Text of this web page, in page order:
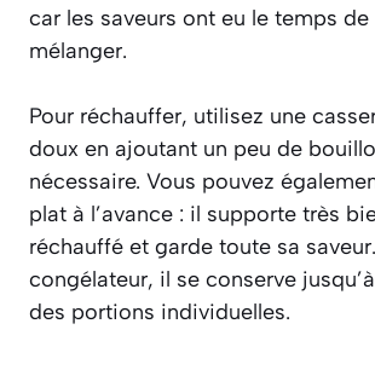
car les saveurs ont eu le temps
mélanger.
Pour réchauffer, utilisez une
doux en ajoutant un peu de
nécessaire. Vous pouvez
plat à l’avance : il supporte très
réchauffé et garde toute sa
congélateur, il se conserve
des portions individuelles.